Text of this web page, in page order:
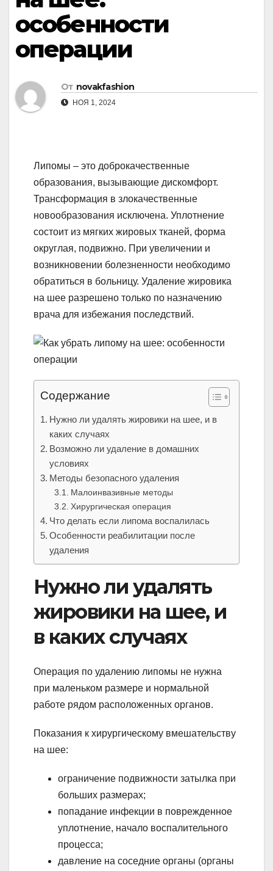
особенности
операции
От novakfashion
НОЯ 1, 2024
Липомы – это доброкачественные
образования, вызывающие дискомфорт.
Трансформация в злокачественные
новообразования исключена. Уплотнение
состоит из мягких жировых тканей, форма
округлая, подвижно. При увеличении и
возникновении болезненности необходимо
обратиться в больницу. Удаление жировика
на шее разрешено только по назначению
врача для избежания последствий.
Содержание
Нужно ли удалять жировики на шее, и в
каких случаях
Возможно ли удаление в домашних
условиях
Методы безопасного удаления
Малоинвазивные методы
Хирургическая операция
Что делать если липома воспалилась
Особенности реабилитации после
удаления
Нужно ли удалять
жировики на шее, и
в каких случаях
Операция по удалению липомы не нужна
при маленьком размере и нормальной
работе рядом расположенных органов.
Показания к хирургическому вмешательству
на шее:
ограничение подвижности затылка при
больших размерах;
попадание инфекции в поврежденное
уплотнение, начало воспалительного
процесса;
давление на соседние органы (органы